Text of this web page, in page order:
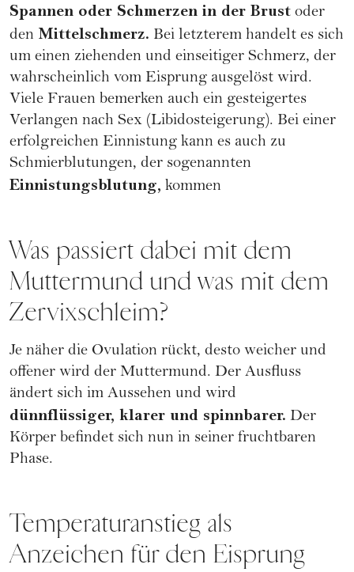
Spannen oder Schmerzen in der Brust oder
den Mittelschmerz. Bei letzterem handelt es sich
um einen ziehenden und einseitiger Schmerz, der
wahrscheinlich vom Eisprung ausgelöst wird.
Viele Frauen bemerken auch ein gesteigertes
Verlangen nach Sex (Libidosteigerung). Bei einer
erfolgreichen Einnistung kann es auch zu
Schmierblutungen, der sogenannten
Einnistungsblutung, kommen
Was passiert dabei mit dem
Muttermund und was mit dem
Zervixschleim?
Je näher die Ovulation rückt, desto weicher und
offener wird der Muttermund. Der Ausfluss
ändert sich im Aussehen und wird
dünnflüssiger, klarer und spinnbarer. Der
Körper befindet sich nun in seiner fruchtbaren
Phase.
Temperaturanstieg als
Anzeichen für den Eisprung